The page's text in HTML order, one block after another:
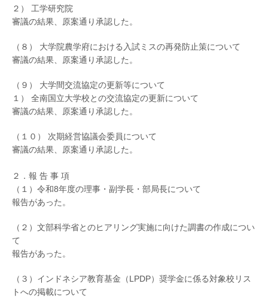
２） 工学研究院
審議の結果、原案通り承認した。
（８） 大学院農学府における入試ミスの再発防止策について
審議の結果、原案通り承認した。
（９） 大学間交流協定の更新等について
１） 全南国立大学校との交流協定の更新について
審議の結果、原案通り承認した。
（１０） 次期経営協議会委員について
審議の結果、原案通り承認した。
２．報 告 事 項
（１）令和8年度の理事・副学長・部局長について
報告があった。
（２）文部科学省とのヒアリング実施に向けた調書の作成につい
て
報告があった。
（３）インドネシア教育基金（LPDP）奨学金に係る対象校リス
トへの掲載について